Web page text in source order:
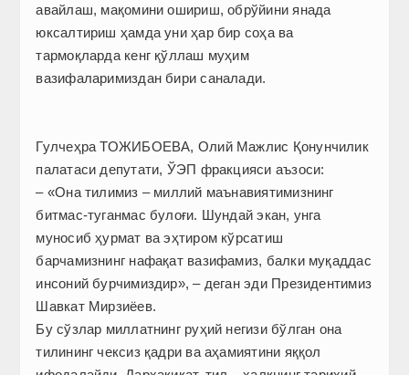
авайлаш, мақомини ошириш, обрўйини янада
юксалтириш ҳамда уни ҳар бир соҳа ва
тармоқларда кенг қўллаш муҳим
вазифаларимиздан бири саналади.
Гулчеҳра ТОЖИБОЕВА, Олий Мажлис Қонунчилик
палатаси депутати, ЎЭП фракцияси аъзоси:
– «Она тилимиз – миллий маънавиятимизнинг
битмас-туганмас булоғи. Шундай экан, унга
муносиб ҳурмат ва эҳтиром кўрсатиш
барчамизнинг нафақат вазифамиз, балки муқаддас
инсоний бурчимиздир», – деган эди Президентимиз
Шавкат Мирзиёев.
Бу сўзлар миллатнинг руҳий негизи бўлган она
тилининг чексиз қадри ва аҳамиятини яққол